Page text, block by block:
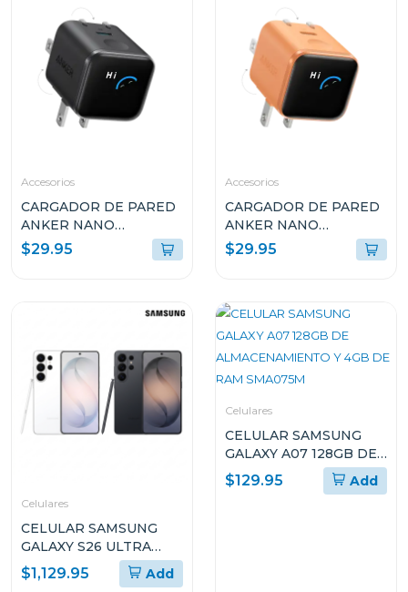
Accesorios
CARGADOR DE PARED
ANKER NANO
CHARGER 45W CON
SMART DISPLAY USB-C
$29.95
Accesorios
CARGADOR DE PARED
ANKER NANO
CHARGER 45W CON
SMART DISPLAY USB-C
$29.95
Celulares
CELULAR SAMSUNG
GALAXY S26 ULTRA
CON 12GB DE RAM Y Y
512GB DE
$1,129.95 Add
Celulares
CELULAR SAMSUNG
GALAXY A07 128GB DE
ALMACENAMIENTO Y
4GB DE RAM SMA075M
$129.95 Add